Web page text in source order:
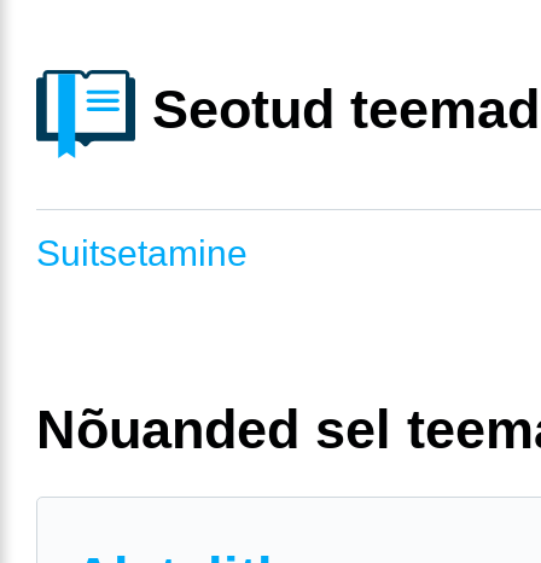
Seotud teemad
Suitsetamine
Nõuanded sel